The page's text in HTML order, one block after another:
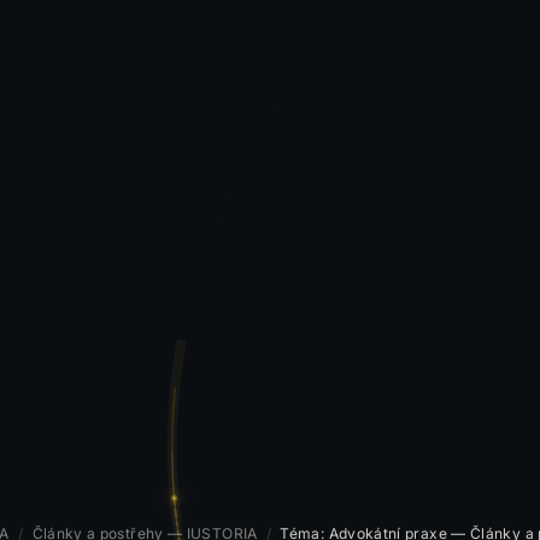
/ Články a postřehy — IUSTORIA / Téma: Advokátní praxe — Články a